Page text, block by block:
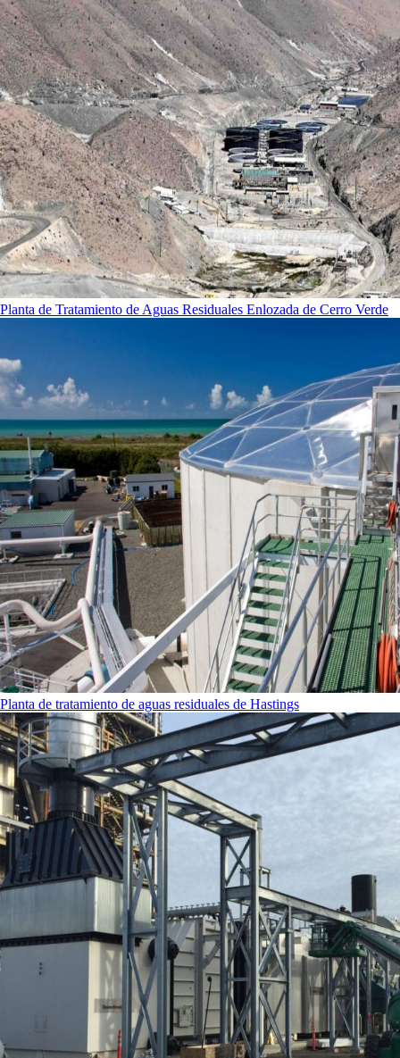
Planta de Tratamiento de Aguas Residuales Enlozada de Cerro Verde
Planta de tratamiento de aguas residuales de Hastings